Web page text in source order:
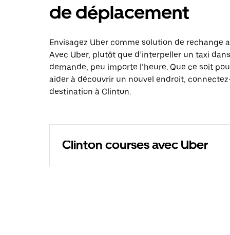
de déplacement
Envisagez Uber comme solution de rechange
Avec Uber, plutôt que d’interpeller un taxi
demande, peu importe l’heure. Que ce soit
aider à découvrir un nouvel endroit,
destination à Clinton.
Clinton courses avec Uber